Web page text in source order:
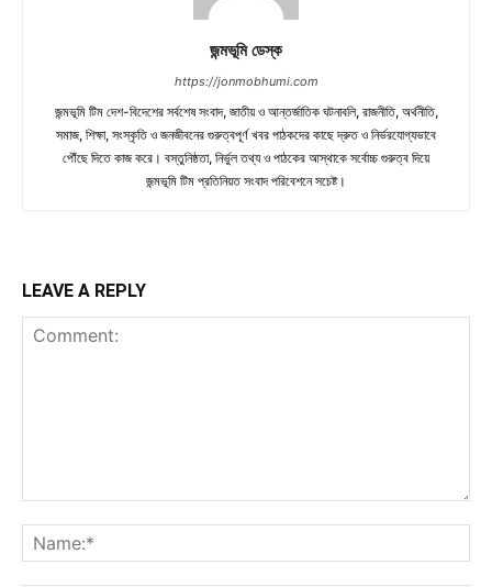
জন্মভূমি ডেস্ক
https://jonmobhumi.com
জন্মভূমি টিম দেশ-বিদেশের সর্বশেষ সংবাদ, জাতীয় ও আন্তর্জাতিক ঘটনাবলি, রাজনীতি, অর্থনীতি,
সমাজ, শিক্ষা, সংস্কৃতি ও জনজীবনের গুরুত্বপূর্ণ খবর পাঠকদের কাছে দ্রুত ও নির্ভরযোগ্যভাবে
পৌঁছে দিতে কাজ করে। বস্তুনিষ্ঠতা, নির্ভুল তথ্য ও পাঠকের আস্থাকে সর্বোচ্চ গুরুত্ব দিয়ে
জন্মভূমি টিম প্রতিনিয়ত সংবাদ পরিবেশনে সচেষ্ট।
LEAVE A REPLY